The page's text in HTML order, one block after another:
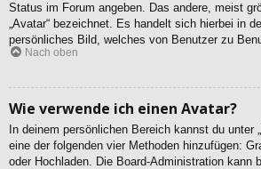
Status im Forum angeben. Das andere, meist
„Avatar“ bezeichnet. Es handelt sich hierbei in
persönliches Bild, welches von Benutzer zu
Nach oben
Wie verwende ich einen Avatar?
In deinem persönlichen Bereich kannst du unter
eine der folgenden vier Methoden hinzufügen:
oder Hochladen. Die Board-Administration kann